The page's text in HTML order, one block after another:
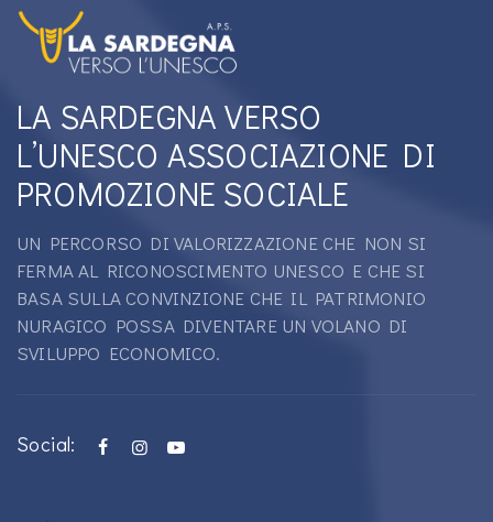
LA SARDEGNA VERSO
L’UNESCO ASSOCIAZIONE DI
PROMOZIONE SOCIALE
UN PERCORSO DI VALORIZZAZIONE CHE NON SI
FERMA AL RICONOSCIMENTO UNESCO E CHE SI
BASA SULLA CONVINZIONE CHE IL PATRIMONIO
NURAGICO POSSA DIVENTARE UN VOLANO DI
SVILUPPO ECONOMICO.
Social: